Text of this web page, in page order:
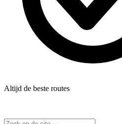
Altijd de beste routes